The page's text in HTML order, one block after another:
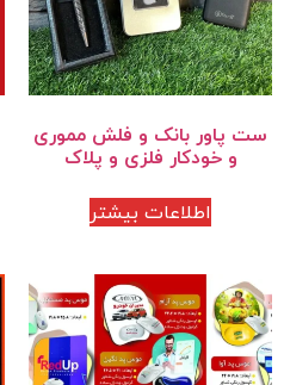
ست پاور بانک و فلش مموری
و خودکار فلزی و پلاک
اطلاعات بیشتر